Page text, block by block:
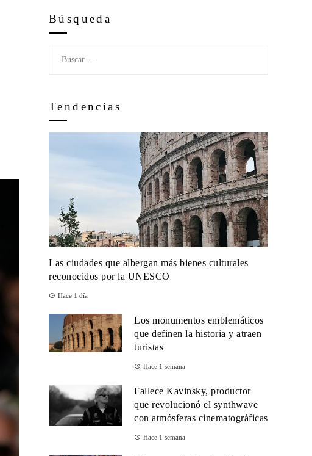
Búsqueda
Tendencias
Las ciudades que albergan más bienes culturales
reconocidos por la UNESCO
Hace 1 día
Los monumentos emblemáticos
que definen la historia y atraen
turistas
Hace 1 semana
Fallece Kavinsky, productor
que revolucionó el synthwave
con atmósferas cinematográficas
Hace 1 semana